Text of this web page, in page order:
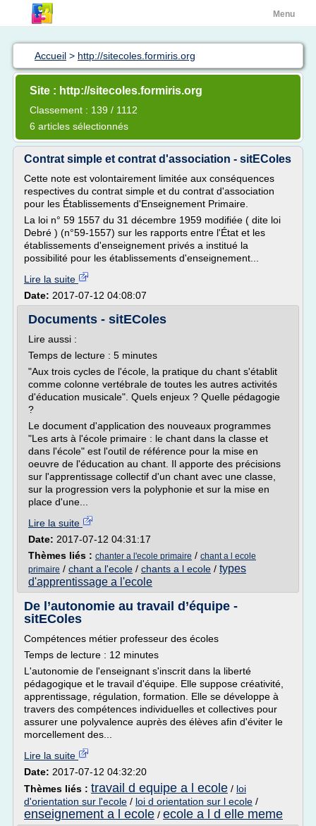
Menu
Accueil > http://sitecoles.formiris.org
Site : http://sitecoles.formiris.org
Classement : 139 / 1112
6 articles sélectionnés
Contrat simple et contrat d'association - sitEColes
Cette note est volontairement limitée aux conséquences
respectives du contrat simple et du contrat d'association
pour les Établissements d'Enseignement Primaire.
La loi n° 59 1557 du 31 décembre 1959 modifiée ( dite loi
Debré ) (n°59-1557) sur les rapports entre l'État et les
établissements d'enseignement privés a institué la
possibilité pour les établissements d'enseignement...
Lire la suite
Date: 2017-07-12 04:08:07
Documents - sitEColes
Lire aussi :
Temps de lecture : 5 minutes
"Aux trois cycles de l'école, la pratique du chant s'établit
comme colonne vertébrale de toutes les autres activités
d'éducation musicale". Quels enjeux ? Quelle pédagogie
?
Le document d'application des nouveaux programmes
"Les arts à l'école primaire : le chant dans la classe et
dans l'école" est l'outil de référence pour la mise en
oeuvre de l'éducation au chant. Il apporte des précisions
sur l'apprentissage collectif d'un chant avec une classe,
sur la progression vers la polyphonie et sur la mise en
place d'une...
Lire la suite
Date: 2017-07-12 04:31:17
Thèmes liés : chanter a l'ecole primaire / chant a l ecole
primaire / chant a l'ecole / chants a l ecole / types
d'apprentissage a l'ecole
De l’autonomie au travail d’équipe -
sitEColes
Compétences métier professeur des écoles
Temps de lecture : 12 minutes
L'autonomie de l'enseignant s'inscrit dans la liberté
pédagogique et le travail d'équipe. Elle suppose créativité,
apprentissage, régulation, formation. Elle se développe à
travers des compétences individuelles et collectives pour
assurer une polyvalence auprès des élèves afin d'éviter le
morcellement des...
Lire la suite
Date: 2017-07-12 04:32:20
Thèmes liés : travail d equipe a l ecole / loi
d'orientation sur l'ecole / loi d orientation sur l ecole /
enseignement a l ecole / ecole a l d elle meme